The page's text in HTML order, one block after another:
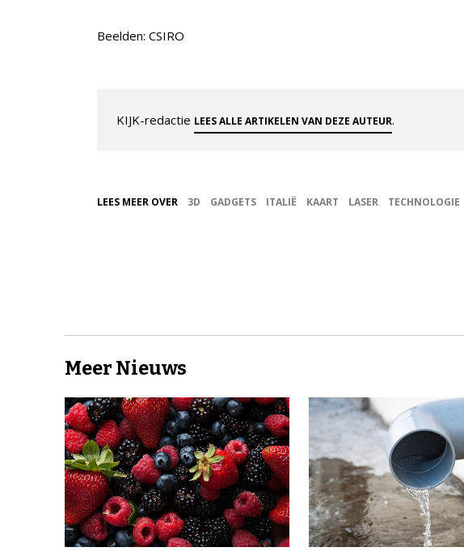
Beelden: CSIRO
KIJK-redactie LEES ALLE ARTIKELEN VAN DEZE AUTEUR.
LEES MEER OVER 3D GADGETS ITALIË KAART LASER TECHNOLOGIE
Meer Nieuws